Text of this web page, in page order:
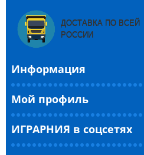
ДОСТАВКА ПО ВСЕЙ
РОССИИ
Информация
Мой профиль
ИГРАРНИЯ в соцсетях